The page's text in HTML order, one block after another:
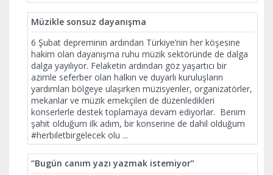
Müzikle sonsuz dayanışma
6 Şubat depreminin ardından Türkiye’nin her köşesine
hakim olan dayanışma ruhu müzik sektöründe de dalga
dalga yayılıyor. Felaketin ardından göz yaşartıcı bir
azimle seferber olan halkın ve duyarlı kuruluşların
yardımları bölgeye ulaşırken müzisyenler, organizatörler,
mekanlar ve müzik emekçileri de düzenledikleri
konserlerle destek toplamaya devam ediyorlar. Benim
şahit olduğum ilk adım, bir konserine de dahil olduğum
#herbiletbirgelecek olu ...
“Bugün canım yazı yazmak istemiyor”